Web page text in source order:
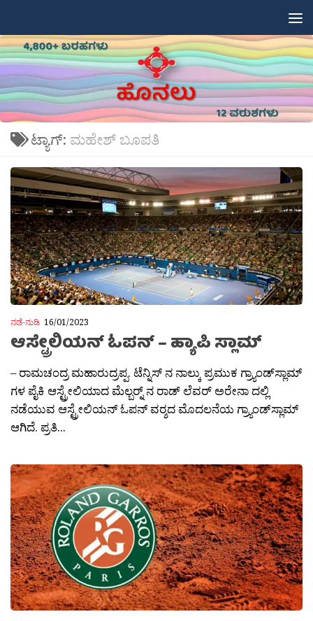
ಟ್ಯಾಗ್: ಮಹೇಶ್ ಬೂಪತಿ
ನಡೆ-ನುಡಿ 16/01/2023
ಆಸ್ಟ್ರೇಲಿಯನ್ ಓಪನ್ – ಹ್ಯಾಪಿ ಸ್ಲಾಮ್
– ರಾಮಚಂದ್ರ ಮಹಾರುದ್ರಪ್ಪ. ಟೆನ್ನಿಸ್ ನ ನಾಲ್ಕು ಪ್ರಮುಕ ಗ್ರ್ಯಾಂಡ್‌ಸ್ಲಾಮ್
ಗಳ ಪೈಕಿ ಆಸ್ಟ್ರೇಲಿಯಾದ ಮೆಲ್ಬರ‍್ನ್ ನ ರಾಡ್ ಲೆವರ್ ಅರೇನಾ ದಲ್ಲಿ
ನಡೆಯುವ ಆಸ್ಟ್ರೇಲಿಯನ್ ಓಪನ್ ವರ‍್ಶದ ಮೊದಲನೆಯ ಗ್ರ್ಯಾಂಡ್‌ಸ್ಲಾಮ್
ಆಗಿದೆ. ಪ್ರತಿ...